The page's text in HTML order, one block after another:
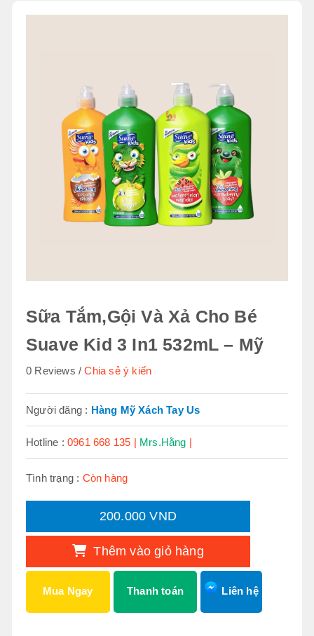
Sữa Tắm,Gội Và Xả Cho Bé
Suave Kid 3 In1 532mL – Mỹ
0 Reviews Chia sẻ ý kiến
Người đăng : Hàng Mỹ Xách Tay Us
Hotline :0961 668 135 | Mrs.Hằng |
Tình trạng : Còn hàng
200.000 VND
Thêm vào giỏ hàng
Mua Ngay Thanh toán Liên hệ